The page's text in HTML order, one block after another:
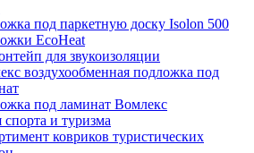
под паркетную доску Isolon 500
EcoHeat
для звукоизоляции
воздухообменная подложка под
под ламинат Вомлекс
и туризма
ковриков туристических